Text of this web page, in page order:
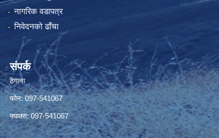
नागरिक वडापत्र
निवेदनको ढाँचा
संपर्क
ठेगाना
फोन: 097-541067
फ्याक्स: 097-541067